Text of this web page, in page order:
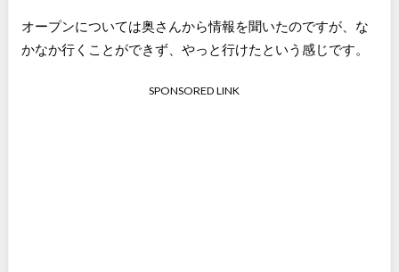
オープンについては奥さんから情報を聞いたのですが、な
かなか行くことができず、やっと行けたという感じです。
SPONSORED LINK